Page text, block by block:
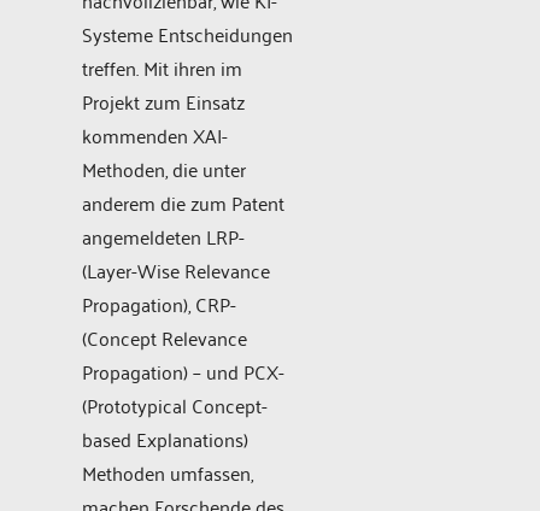
Systeme Entscheidungen
treffen. Mit ihren im
Projekt zum Einsatz
kommenden XAI-
Methoden, die unter
anderem die zum Patent
angemeldeten LRP-
(Layer-Wise Relevance
Propagation), CRP-
(Concept Relevance
Propagation) – und PCX-
(Prototypical Concept-
based Explanations)
Methoden umfassen,